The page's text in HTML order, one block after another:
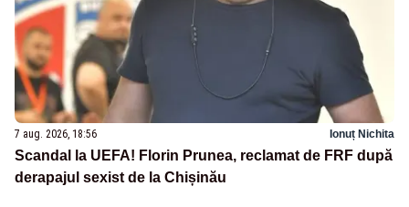
7 aug. 2026, 18:56 Ionuț Nichita
Scandal la UEFA! Florin Prunea, reclamat de FRF după
derapajul sexist de la Chișinău